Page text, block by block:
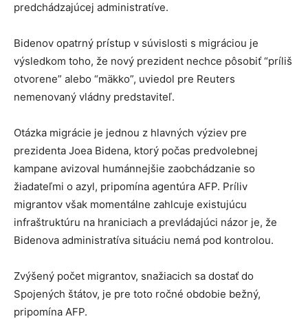
predchádzajúcej administratíve.
Bidenov opatrný prístup v súvislosti s migráciou je
výsledkom toho, že nový prezident nechce pôsobiť “príliš
otvorene” alebo “mäkko”, uviedol pre Reuters
nemenovaný vládny predstaviteľ.
Otázka migrácie je jednou z hlavných výziev pre
prezidenta Joea Bidena, ktorý počas predvolebnej
kampane avizoval humánnejšie zaobchádzanie so
žiadateľmi o azyl, pripomína agentúra AFP. Príliv
migrantov však momentálne zahlcuje existujúcu
infraštruktúru na hraniciach a prevládajúci názor je, že
Bidenova administratíva situáciu nemá pod kontrolou.
Zvýšený počet migrantov, snažiacich sa dostať do
Spojených štátov, je pre toto ročné obdobie bežný,
pripomína AFP.